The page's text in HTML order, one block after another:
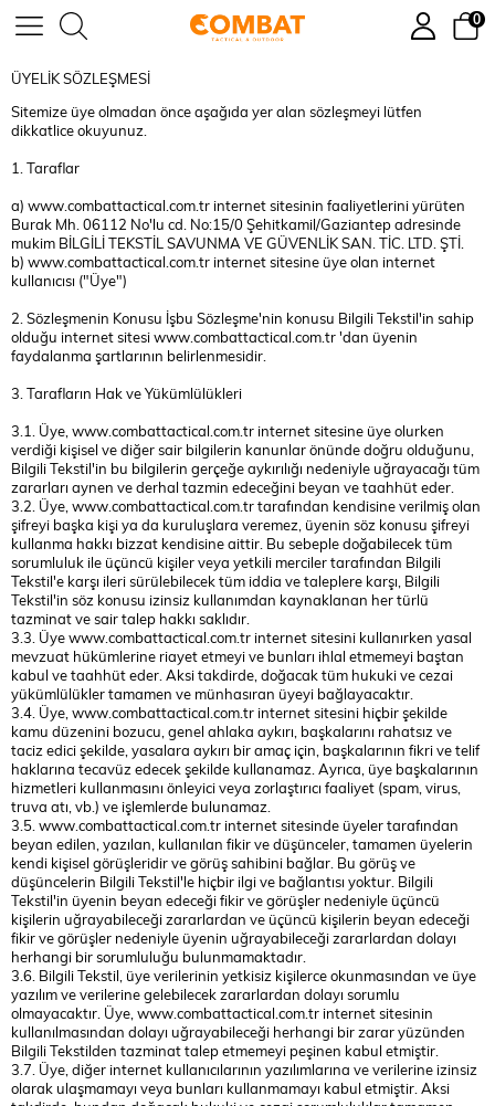
0
ÜYELİK SÖZLEŞMESİ
Sitemize üye olmadan önce aşağıda yer alan sözleşmeyi lütfen
dikkatlice okuyunuz.
1. Taraflar
a) www.combattactical.com.tr internet sitesinin faaliyetlerini yürüten
Burak Mh. 06112 No'lu cd. No:15/0 Şehitkamil/Gaziantep adresinde
mukim BİLGİLİ TEKSTİL SAVUNMA VE GÜVENLİK SAN. TİC. LTD. ŞTİ.
b) www.combattactical.com.tr internet sitesine üye olan internet
kullanıcısı ("Üye")
2. Sözleşmenin Konusu İşbu Sözleşme'nin konusu Bilgili Tekstil'in sahip
olduğu internet sitesi www.combattactical.com.tr 'dan üyenin
faydalanma şartlarının belirlenmesidir.
3. Tarafların Hak ve Yükümlülükleri
3.1. Üye, www.combattactical.com.tr internet sitesine üye olurken
verdiği kişisel ve diğer sair bilgilerin kanunlar önünde doğru olduğunu,
Bilgili Tekstil'in bu bilgilerin gerçeğe aykırılığı nedeniyle uğrayacağı tüm
zararları aynen ve derhal tazmin edeceğini beyan ve taahhüt eder.
3.2. Üye, www.combattactical.com.tr tarafından kendisine verilmiş olan
şifreyi başka kişi ya da kuruluşlara veremez, üyenin söz konusu şifreyi
kullanma hakkı bizzat kendisine aittir. Bu sebeple doğabilecek tüm
sorumluluk ile üçüncü kişiler veya yetkili merciler tarafından Bilgili
Tekstil'e karşı ileri sürülebilecek tüm iddia ve taleplere karşı, Bilgili
Tekstil'in söz konusu izinsiz kullanımdan kaynaklanan her türlü
tazminat ve sair talep hakkı saklıdır.
3.3. Üye www.combattactical.com.tr internet sitesini kullanırken yasal
mevzuat hükümlerine riayet etmeyi ve bunları ihlal etmemeyi baştan
kabul ve taahhüt eder. Aksi takdirde, doğacak tüm hukuki ve cezai
yükümlülükler tamamen ve münhasıran üyeyi bağlayacaktır.
3.4. Üye, www.combattactical.com.tr internet sitesini hiçbir şekilde
kamu düzenini bozucu, genel ahlaka aykırı, başkalarını rahatsız ve
taciz edici şekilde, yasalara aykırı bir amaç için, başkalarının fikri ve telif
haklarına tecavüz edecek şekilde kullanamaz. Ayrıca, üye başkalarının
hizmetleri kullanmasını önleyici veya zorlaştırıcı faaliyet (spam, virus,
truva atı, vb.) ve işlemlerde bulunamaz.
3.5. www.combattactical.com.tr internet sitesinde üyeler tarafından
beyan edilen, yazılan, kullanılan fikir ve düşünceler, tamamen üyelerin
kendi kişisel görüşleridir ve görüş sahibini bağlar. Bu görüş ve
düşüncelerin Bilgili Tekstil'le hiçbir ilgi ve bağlantısı yoktur. Bilgili
Tekstil'in üyenin beyan edeceği fikir ve görüşler nedeniyle üçüncü
kişilerin uğrayabileceği zararlardan ve üçüncü kişilerin beyan edeceği
fikir ve görüşler nedeniyle üyenin uğrayabileceği zararlardan dolayı
herhangi bir sorumluluğu bulunmamaktadır.
3.6. Bilgili Tekstil, üye verilerinin yetkisiz kişilerce okunmasından ve üye
yazılım ve verilerine gelebilecek zararlardan dolayı sorumlu
olmayacaktır. Üye, www.combattactical.com.tr internet sitesinin
kullanılmasından dolayı uğrayabileceği herhangi bir zarar yüzünden
Bilgili Tekstilden tazminat talep etmemeyi peşinen kabul etmiştir.
3.7. Üye, diğer internet kullanıcılarının yazılımlarına ve verilerine izinsiz
olarak ulaşmamayı veya bunları kullanmamayı kabul etmiştir. Aksi